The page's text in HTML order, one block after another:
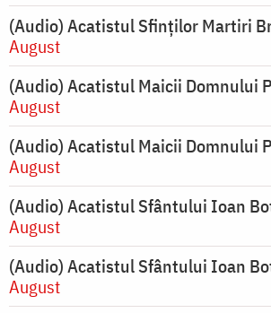
(Audio) Acatistul Sfinților Martiri
August
(Audio) Acatistul Maicii Domnului
August
(Audio) Acatistul Maicii Domnului
August
(Audio) Acatistul Sfântului Ioan
August
(Audio) Acatistul Sfântului Ioan
August